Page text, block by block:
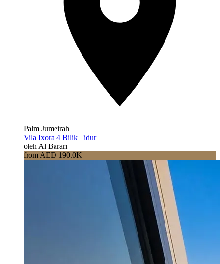
Palm Jumeirah
Vila Ixora 4 Bilik Tidur
oleh Al Barari
from AED 190.0K